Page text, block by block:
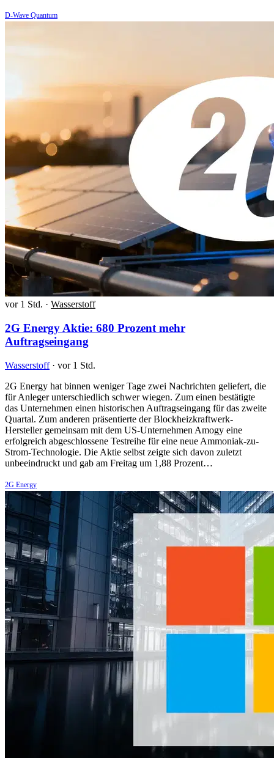
D-Wave Quantum
vor 1 Std. · Wasserstoff
2G Energy Aktie: 680 Prozent mehr
Auftragseingang
Wasserstoff · vor 1 Std.
2G Energy hat binnen weniger Tage zwei Nachrichten geliefert, die
für Anleger unterschiedlich schwer wiegen. Zum einen bestätigte
das Unternehmen einen historischen Auftragseingang für das zweite
Quartal. Zum anderen präsentierte der Blockheizkraftwerk-
Hersteller gemeinsam mit dem US-Unternehmen Amogy eine
erfolgreich abgeschlossene Testreihe für eine neue Ammoniak-zu-
Strom-Technologie. Die Aktie selbst zeigte sich davon zuletzt
unbeeindruckt und gab am Freitag um 1,88 Prozent…
2G Energy